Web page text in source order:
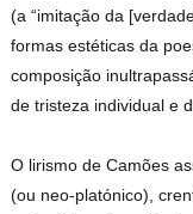
(a “imitação da
formas estéticas da
composição
de tristeza individual e
O lirismo de Camões
(ou neo-platónico),